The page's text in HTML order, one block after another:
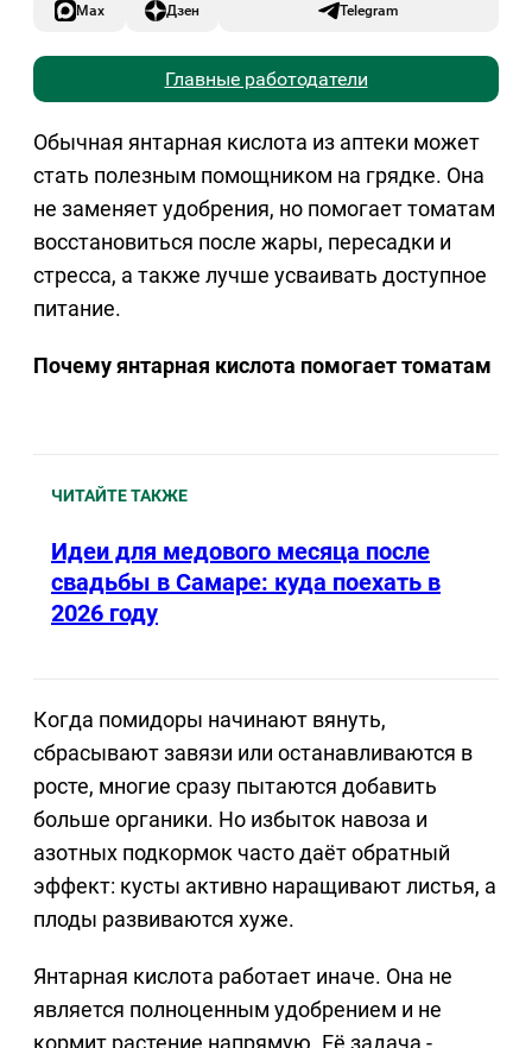
Max Дзен Telegram
Главные работодатели
Обычная янтарная кислота из аптеки может
стать полезным помощником на грядке. Она
не заменяет удобрения, но помогает томатам
восстановиться после жары, пересадки и
стресса, а также лучше усваивать доступное
питание.
Почему янтарная кислота помогает томатам
ЧИТАЙТЕ ТАКЖЕ
Идеи для медового месяца после
свадьбы в Самаре: куда поехать в
2026 году
Когда помидоры начинают вянуть,
сбрасывают завязи или останавливаются в
росте, многие сразу пытаются добавить
больше органики. Но избыток навоза и
азотных подкормок часто даёт обратный
эффект: кусты активно наращивают листья, а
плоды развиваются хуже.
Янтарная кислота работает иначе. Она не
является полноценным удобрением и не
кормит растение напрямую. Её задача -